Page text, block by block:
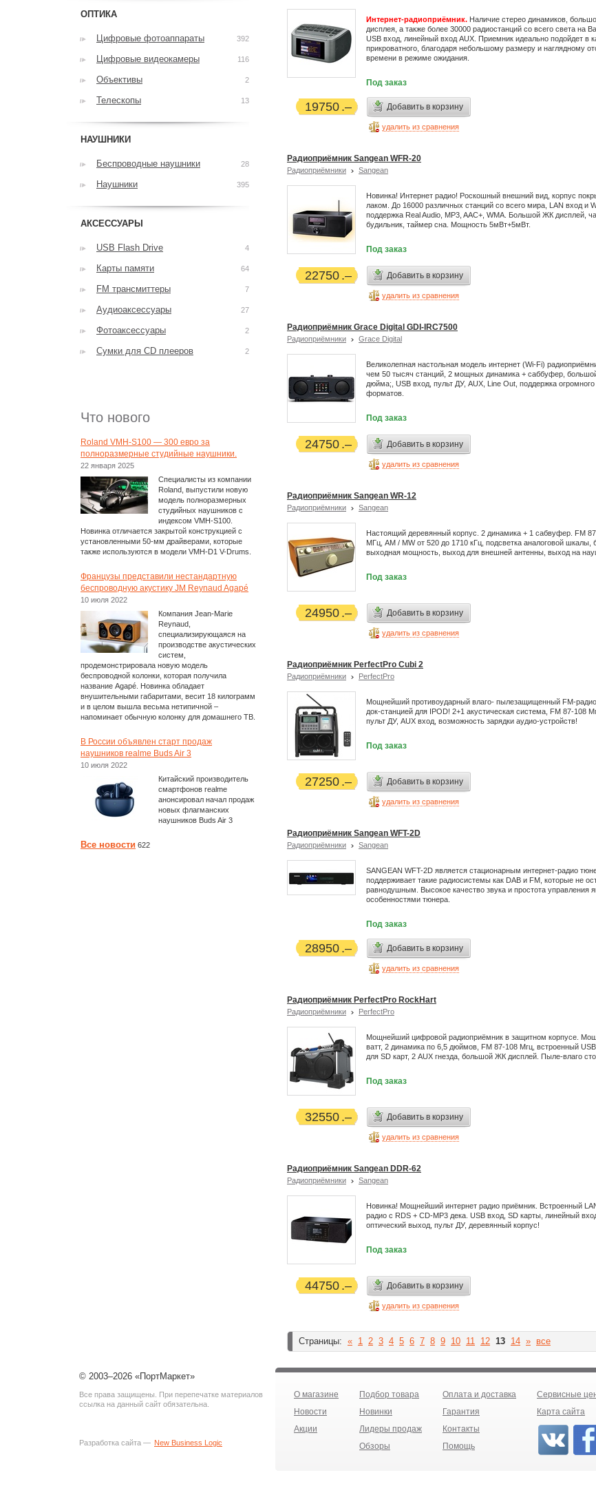
Интернет-радиоприёмник. Наличие стерео динамиков,
дисплея, а также более 30000 радиостанций со всего света на
USB вход, линейный вход AUX. Приемник идеально подойдет в
прикроватного, благодаря небольшому размеру и наглядному
времени в режиме ожидания.
Под заказ
19750 Добавить в корзину
удалить из сравнения
Радиоприёмник Sangean WFR-20
Радиоприёмники Sangean
Новинка! Интернет радио! Роскошный внешний вид, корпус
лаком. До 16000 различных станций со всего мира, LAN вход и
поддержка Real Audio, MP3, AAC+, WMA. Большой ЖК дисплей,
будильник, таймер сна. Мощность 5мВт+5мВт.
Под заказ
22750 Добавить в корзину
удалить из сравнения
Радиоприёмник Grace Digital GDI-IRC7500
Радиоприёмники Grace Digital
Великолепная настольная модель интернет (Wi-Fi)
чем 50 тысяч станций, 2 мощных динамика + саббуфер,
дюйма;, USB вход, пульт ДУ, AUX, Line Out, поддержка
форматов.
Под заказ
24750 Добавить в корзину
удалить из сравнения
Радиоприёмник Sangean WR-12
Радиоприёмники Sangean
Настоящий деревянный корпус. 2 динамика + 1 сабвуфер. FM
МГц, AM / MW от 520 до 1710 кГц, подсветка аналоговой шкалы,
выходная мощность, выход для внешней антенны, выход на
Под заказ
24950 Добавить в корзину
удалить из сравнения
Радиоприёмник PerfectPro Cubi 2
Радиоприёмники PerfectPro
Мощнейший противоударный влаго- пылезащищенный FM-
док-станцией для IPOD! 2+1 акустическая система, FM 87-108
пульт ДУ, AUX вход, возможность зарядки аудио-устройств!
Под заказ
27250 Добавить в корзину
удалить из сравнения
Радиоприёмник Sangean WFT-2D
Радиоприёмники Sangean
SANGEAN WFT-2D является стационарным интернет-радио
поддерживает такие радиосистемы как DAB и FM, которые не
равнодушным. Высокое качество звука и простота управления
особенностями тюнера.
Под заказ
28950 Добавить в корзину
удалить из сравнения
Радиоприёмник PerfectPro RockHart
Радиоприёмники PerfectPro
Мощнейший цифровой радиоприёмник в защитном корпусе.
ватт, 2 динамика по 6,5 дюймов, FM 87-108 Мгц, встроенный
для SD карт, 2 AUX гнезда, большой ЖК дисплей. Пыле-влаго
Под заказ
32550 Добавить в корзину
удалить из сравнения
Радиоприёмник Sangean DDR-62
Радиоприёмники Sangean
Новинка! Мощнейший интернет радио приёмник. Встроенный
радио с RDS + CD-MP3 дека. USB вход, SD карты, линейный
оптический выход, пульт ДУ, деревянный корпус!
Под заказ
44750 Добавить в корзину
удалить из сравнения
Страницы: « 1 2 3 4 5 6 7 8 9 10 11 12 13 14 » все
ОПТИКА
Цифровые фотоаппараты 392
Цифровые видеокамеры 116
Объективы 2
Телескопы 13
НАУШНИКИ
Беспроводные наушники 28
Наушники 395
АКСЕССУАРЫ
USB Flash Drive 4
Карты памяти 64
FM трансмиттеры 7
Аудиоаксессуары 27
Фотоаксессуары 2
Сумки для CD плееров 2
Что нового
Roland VMH-S100 — 300 евро за
полноразмерные студийные наушники.
22 января 2025
Специалисты из компании
Roland, выпустили новую
модель полноразмерных
студийных наушников с
индексом VMH-S100.
Новинка отличается закрытой конструкцией с
установленными 50-мм драйверами, которые
также используются в модели VMH-D1 V-Drums.
Французы представили нестандартную
беспроводную акустику JM Reynaud Agapé
10 июля 2022
Компания Jean-Marie
Reynaud,
специализирующаяся на
производстве акустических
систем,
продемонстрировала новую модель
беспроводной колонки, которая получила
название Agapé. Новинка обладает
внушительными габаритами, весит 18 килограмм
и в целом вышла весьма нетипичной –
напоминает обычную колонку для домашнего ТВ.
В России объявлен старт продаж
наушников realme Buds Air 3
10 июля 2022
Китайский производитель
смартфонов realme
анонсировал начал продаж
новых флагманских
наушников Buds Air 3
Все новости 622
© 2003–2026 «ПортМаркет»
Все права защищены. При перепечатке материалов
ссылка на данный сайт обязательна.
Разработка сайта — New Business Logic
О магазине
Новости
Акции
Подбор товара
Новинки
Лидеры продаж
Обзоры
Оплата и доставка
Гарантия
Контакты
Помощь
Сервисные
Карта сайта